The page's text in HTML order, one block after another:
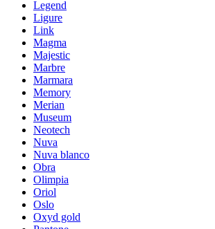
Legend
Ligure
Link
Magma
Majestic
Marbre
Marmara
Memory
Merian
Museum
Neotech
Nuva
Nuva blanco
Obra
Olimpia
Oriol
Oslo
Oxyd gold